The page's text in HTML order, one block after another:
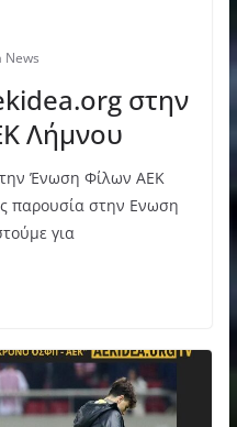
News
στην
Λήμνου
Ένωση Φίλων ΑΕΚ
παρουσία στην Ενωση
για